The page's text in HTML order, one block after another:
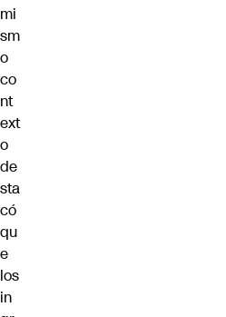
mi
sm
o
co
nt
ext
o
de
sta
có
qu
e
los
in